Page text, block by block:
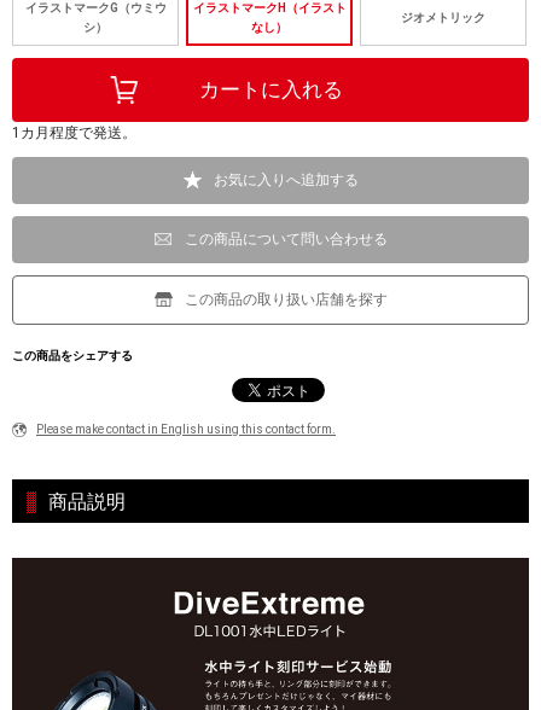
イラストマークG（ウミウ
シ）
イラストマークH（イラスト
なし）
ジオメトリック
1カ月程度で発送。
お気に入りへ追加する
この商品について問い合わせる
この商品の取り扱い店舗を探す
この商品をシェアする
Please make contact in English using this contact form.
商品説明